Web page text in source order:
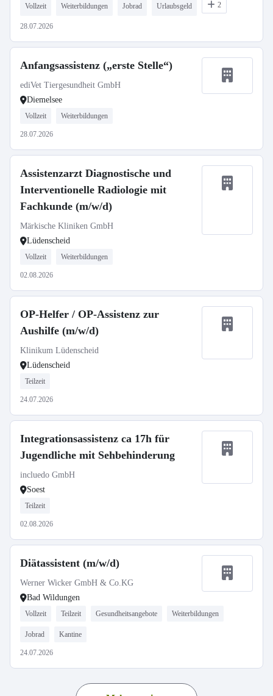
Vollzeit Weiterbildungen Jobrad Urlaubsgeld 2
28.07.2026
Anfangsassistenz („erste Stelle“)
ediVet Tiergesundheit GmbH
Diemelsee
Vollzeit Weiterbildungen
28.07.2026
Assistenzarzt Diagnostische und
Interventionelle Radiologie mit
Fachkunde (m/w/d)
Märkische Kliniken GmbH
Lüdenscheid
Vollzeit Weiterbildungen
02.08.2026
OP-Helfer / OP-Assistenz zur
Aushilfe (m/w/d)
Klinikum Lüdenscheid
Lüdenscheid
Teilzeit
24.07.2026
Integrationsassistenz ca 17h für
Jugendliche mit Sehbehinderung
incluedo GmbH
Soest
Teilzeit
02.08.2026
Diätassistent (m/w/d)
Werner Wicker GmbH & Co.KG
Bad Wildungen
Vollzeit Teilzeit Gesundheitsangebote Weiterbildungen
Jobrad Kantine
24.07.2026